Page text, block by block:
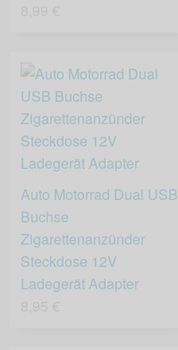
Auto Motorrad Dual USB
Buchse
Zigarettenanzünder
Steckdose 12V
Ladegerät Adapter